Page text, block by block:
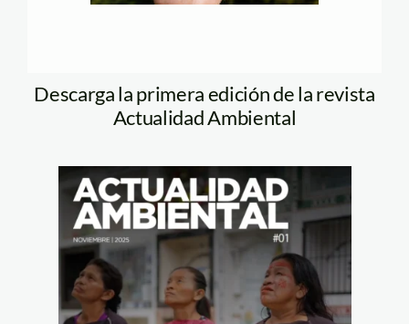
Descarga la primera edición de la revista
Actualidad Ambiental